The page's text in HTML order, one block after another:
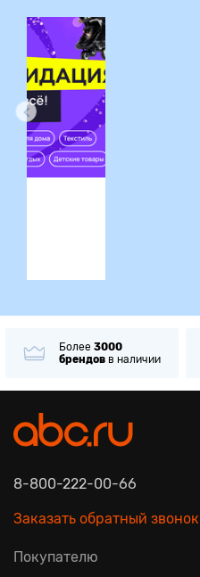
Более 3000
брендов в наличии
8-800-222-00-66
Заказать обратный звонок
Покупателю